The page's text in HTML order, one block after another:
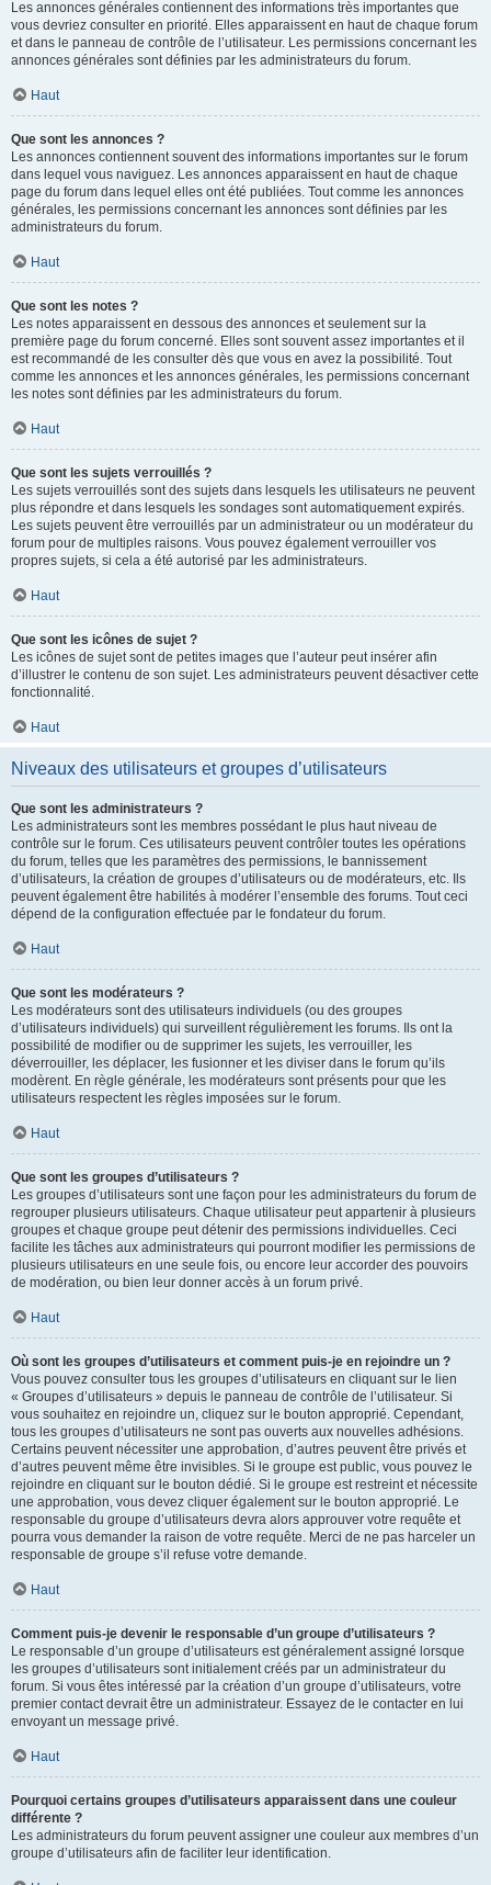
Les annonces générales contiennent des informations très importantes que
vous devriez consulter en priorité. Elles apparaissent en haut de chaque forum
et dans le panneau de contrôle de l’utilisateur. Les permissions concernant les
annonces générales sont définies par les administrateurs du forum.
Haut
Que sont les annonces ?
Les annonces contiennent souvent des informations importantes sur le forum
dans lequel vous naviguez. Les annonces apparaissent en haut de chaque
page du forum dans lequel elles ont été publiées. Tout comme les annonces
générales, les permissions concernant les annonces sont définies par les
administrateurs du forum.
Haut
Que sont les notes ?
Les notes apparaissent en dessous des annonces et seulement sur la
première page du forum concerné. Elles sont souvent assez importantes et il
est recommandé de les consulter dès que vous en avez la possibilité. Tout
comme les annonces et les annonces générales, les permissions concernant
les notes sont définies par les administrateurs du forum.
Haut
Que sont les sujets verrouillés ?
Les sujets verrouillés sont des sujets dans lesquels les utilisateurs ne peuvent
plus répondre et dans lesquels les sondages sont automatiquement expirés.
Les sujets peuvent être verrouillés par un administrateur ou un modérateur du
forum pour de multiples raisons. Vous pouvez également verrouiller vos
propres sujets, si cela a été autorisé par les administrateurs.
Haut
Que sont les icônes de sujet ?
Les icônes de sujet sont de petites images que l’auteur peut insérer afin
d’illustrer le contenu de son sujet. Les administrateurs peuvent désactiver cette
fonctionnalité.
Haut
Niveaux des utilisateurs et groupes d’utilisateurs
Que sont les administrateurs ?
Les administrateurs sont les membres possédant le plus haut niveau de
contrôle sur le forum. Ces utilisateurs peuvent contrôler toutes les opérations
du forum, telles que les paramètres des permissions, le bannissement
d’utilisateurs, la création de groupes d’utilisateurs ou de modérateurs, etc. Ils
peuvent également être habilités à modérer l’ensemble des forums. Tout ceci
dépend de la configuration effectuée par le fondateur du forum.
Haut
Que sont les modérateurs ?
Les modérateurs sont des utilisateurs individuels (ou des groupes
d’utilisateurs individuels) qui surveillent régulièrement les forums. Ils ont la
possibilité de modifier ou de supprimer les sujets, les verrouiller, les
déverrouiller, les déplacer, les fusionner et les diviser dans le forum qu’ils
modèrent. En règle générale, les modérateurs sont présents pour que les
utilisateurs respectent les règles imposées sur le forum.
Haut
Que sont les groupes d’utilisateurs ?
Les groupes d’utilisateurs sont une façon pour les administrateurs du forum de
regrouper plusieurs utilisateurs. Chaque utilisateur peut appartenir à plusieurs
groupes et chaque groupe peut détenir des permissions individuelles. Ceci
facilite les tâches aux administrateurs qui pourront modifier les permissions de
plusieurs utilisateurs en une seule fois, ou encore leur accorder des pouvoirs
de modération, ou bien leur donner accès à un forum privé.
Haut
Où sont les groupes d’utilisateurs et comment puis-je en rejoindre un ?
Vous pouvez consulter tous les groupes d’utilisateurs en cliquant sur le lien
« Groupes d’utilisateurs » depuis le panneau de contrôle de l’utilisateur. Si
vous souhaitez en rejoindre un, cliquez sur le bouton approprié. Cependant,
tous les groupes d’utilisateurs ne sont pas ouverts aux nouvelles adhésions.
Certains peuvent nécessiter une approbation, d’autres peuvent être privés et
d’autres peuvent même être invisibles. Si le groupe est public, vous pouvez le
rejoindre en cliquant sur le bouton dédié. Si le groupe est restreint et nécessite
une approbation, vous devez cliquer également sur le bouton approprié. Le
responsable du groupe d’utilisateurs devra alors approuver votre requête et
pourra vous demander la raison de votre requête. Merci de ne pas harceler un
responsable de groupe s’il refuse votre demande.
Haut
Comment puis-je devenir le responsable d’un groupe d’utilisateurs ?
Le responsable d’un groupe d’utilisateurs est généralement assigné lorsque
les groupes d’utilisateurs sont initialement créés par un administrateur du
forum. Si vous êtes intéressé par la création d’un groupe d’utilisateurs, votre
premier contact devrait être un administrateur. Essayez de le contacter en lui
envoyant un message privé.
Haut
Pourquoi certains groupes d’utilisateurs apparaissent dans une couleur
différente ?
Les administrateurs du forum peuvent assigner une couleur aux membres d’un
groupe d’utilisateurs afin de faciliter leur identification.